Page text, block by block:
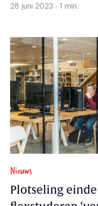
28 juni 2023 - 1 min.
Nieuws
Plotseling